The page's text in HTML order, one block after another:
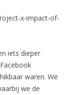
x-impact-of-
iets dieper
waren. We
we de